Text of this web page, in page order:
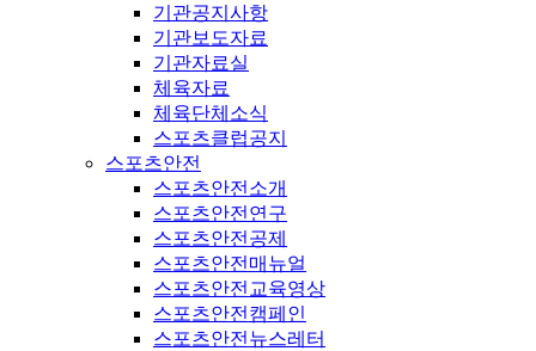
기관공지사항
기관보도자료
기관자료실
체육자료
체육단체소식
스포츠클럽공지
스포츠안전
스포츠안전소개
스포츠안전연구
스포츠안전공제
스포츠안전매뉴얼
스포츠안전교육영상
스포츠안전캠페인
스포츠안전뉴스레터